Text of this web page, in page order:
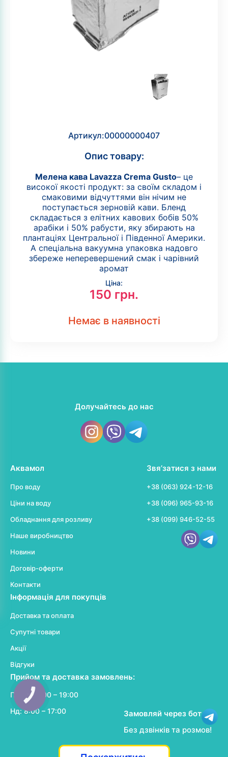
Артикул:00000000407
Опис товару:
Мелена кава Lavazza Сrema Gusto– це
високої якості продукт: за своїм складом і
смаковими відчуттями він нічим не
поступається зерновій кави. Бленд
складається з елітних кавових бобів 50%
арабіки і 50% рабусти, яку збирають на
плантаціях Центральної і Південної Америки.
А спеціальна вакуумна упаковка надовго
збереже неперевершений смак і чарівний
аромат
Ціна:
150 грн.
Немає в наявності
Долучайтесь до нас
Аквамол
Про воду
Ціни на воду
Обладнання для розливу
Наше виробництво
Новини
Договір-оферти
Контакти
Інформація для покупців
Доставка та оплата
Супутні товари
Акції
Відгуки
Прийом та доставка замовлень:
Пн-Сб: 8:00 – 19:00
Нд: 8:00 – 17:00
Замовляй через бот
Без дзвінків та розмов!
Звя’затися з нами
+38 (063) 924-12-16
+38 (096) 965-93-16
+38 (099) 946-52-55
КНОПКА
ЗВ'ЯЗКУ